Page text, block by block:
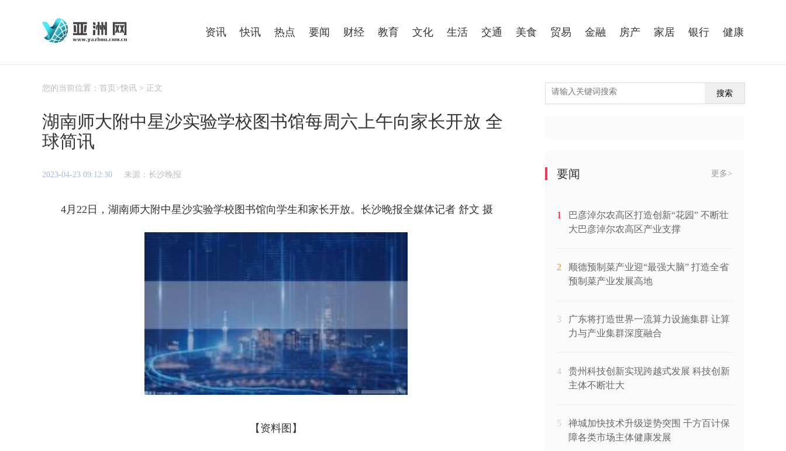
资讯 快讯 热点 要闻 财经 教育 文化 生活 交通 美食 贸易 金融 房产 家居 银行 健康
您的当前位置： 首页 >快讯 > 正文
湖南师大附中星沙实验学校图书馆每周六上午向家长开放 全
球简讯
2023-04-23 09:12:30 来源：长沙晚报
4月22日，湖南师大附中星沙实验学校图书馆向学生和家长开放。长沙晚报全媒体记者 舒文 摄
【资料图】
搜索
要闻 更多>
1
巴彦淖尔农高区打造创新“花园” 不断壮
大巴彦淖尔农高区产业支撑
2
顺德预制菜产业迎“最强大脑” 打造全省
预制菜产业发展高地
3
广东将打造世界一流算力设施集群 让算
力与产业集群深度融合
4
贵州科技创新实现跨越式发展 科技创新
主体不断壮大
5
禅城加快技术升级逆势突围 千方百计保
障各类市场主体健康发展